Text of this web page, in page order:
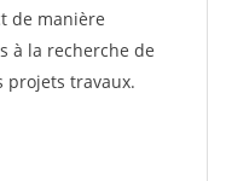
de manière
à la recherche de
projets travaux.